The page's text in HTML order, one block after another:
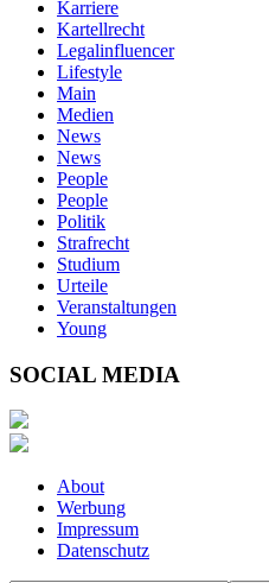
Karriere
Kartellrecht
Legalinfluencer
Lifestyle
Main
Medien
News
News
People
People
Politik
Strafrecht
Studium
Urteile
Veranstaltungen
Young
SOCIAL MEDIA
About
Werbung
Impressum
Datenschutz